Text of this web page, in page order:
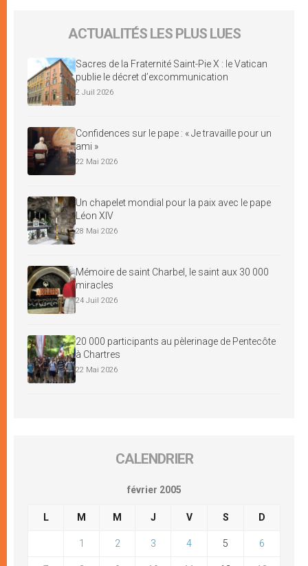
ACTUALITÉS LES PLUS LUES
Sacres de la Fraternité Saint-Pie X : le Vatican
publie le décret d’excommunication
2 Juil 2026
Confidences sur le pape : « Je travaille pour un
ami »
22 Mai 2026
Un chapelet mondial pour la paix avec le pape
Léon XIV
28 Mai 2026
Mémoire de saint Charbel, le saint aux 30 000
miracles
24 Juil 2026
20 000 participants au pèlerinage de Pentecôte
à Chartres
22 Mai 2026
CALENDRIER
février 2005
L M M J V S D
1 2 3 4 5 6